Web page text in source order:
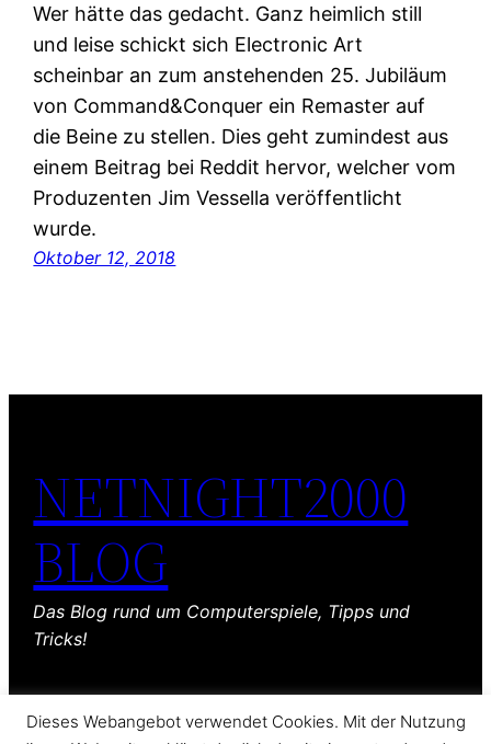
Wer hätte das gedacht. Ganz heimlich still
und leise schickt sich Electronic Art
scheinbar an zum anstehenden 25. Jubiläum
von Command&Conquer ein Remaster auf
die Beine zu stellen. Dies geht zumindest aus
einem Beitrag bei Reddit hervor, welcher vom
Produzenten Jim Vessella veröffentlicht
wurde.
Oktober 12, 2018
NETNIGHT2000
BLOG
Das Blog rund um Computerspiele, Tipps und
Tricks!
Dieses Webangebot verwendet Cookies. Mit der Nutzung